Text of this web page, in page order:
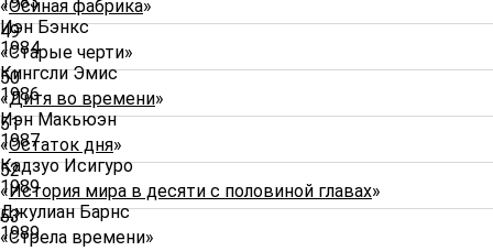
«Осиная фабрика»
Иэн Бэнкс
1984
49
«Старые черти»
Кингсли Эмис
1986
50
«Дитя во времени»
Иэн Макьюэн
1987
51
«Остаток дня»
Кадзуо Исигуро
1989
52
«История мира в десяти с половиной главах»
Джулиан Барнс
1989
53
«Стрела времени»